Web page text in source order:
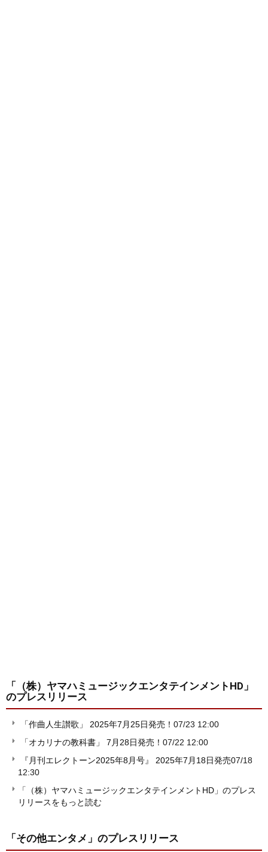
「（株）ヤマハミュージックエンタテインメントHD」
のプレスリリース
「作曲人生讃歌」 2025年7月25日発売！ 07/23 12:00
「オカリナの教科書」 7月28日発売！ 07/22 12:00
『月刊エレクトーン2025年8月号』 2025年7月18日発売07/18
12:30
「（株）ヤマハミュージックエンタテインメントHD」のプレス
リリースをもっと読む
「その他エンタメ」 のプレスリリース